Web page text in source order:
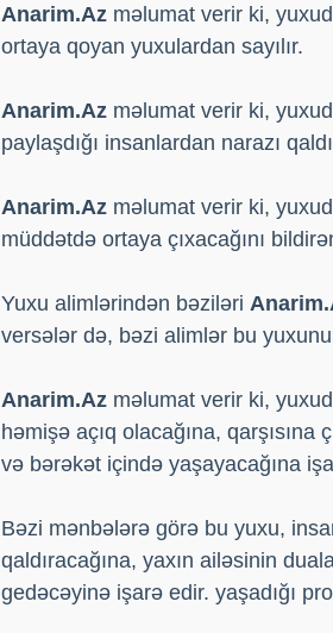
Anarim.Az məlumat verir ki,
ortaya qoyan yuxulardan sayılır.
Anarim.Az məlumat verir ki,
paylaşdığı insanlardan narazı
Anarim.Az məlumat verir ki,
müddətdə ortaya çıxacağını
Yuxu alimlərindən bəziləri
versələr də, bəzi alimlər bu
Anarim.Az məlumat verir ki,
həmişə açıq olacağına,
və bərəkət içində yaşayacağına
Bəzi mənbələrə görə bu yuxu,
qaldıracağına, yaxın ailəsinin
gedəcəyinə işarə edir. yaşadığı